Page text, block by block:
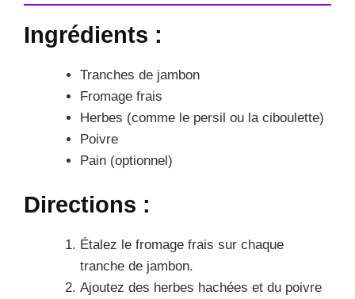
Ingrédients :
Tranches de jambon
Fromage frais
Herbes (comme le persil ou la ciboulette)
Poivre
Pain (optionnel)
Directions :
Étalez le fromage frais sur chaque
tranche de jambon.
Ajoutez des herbes hachées et du poivre